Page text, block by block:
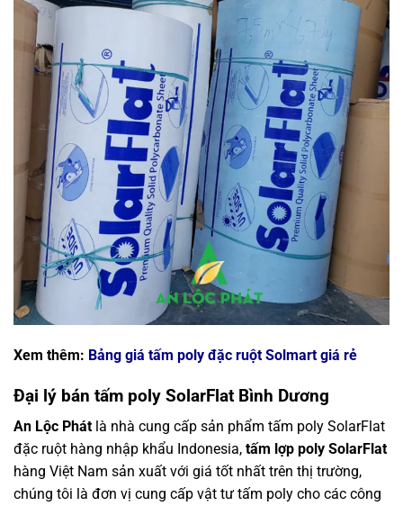
Xem thêm: Bảng giá tấm poly đặc ruột Solmart giá rẻ
Đại lý bán tấm poly SolarFlat Bình Dương
An Lộc Phát là nhà cung cấp sản phẩm tấm poly SolarFlat
đặc ruột hàng nhập khẩu Indonesia, tấm lợp poly SolarFlat
hàng Việt Nam sản xuất với giá tốt nhất trên thị trường,
chúng tôi là đơn vị cung cấp vật tư tấm poly cho các công